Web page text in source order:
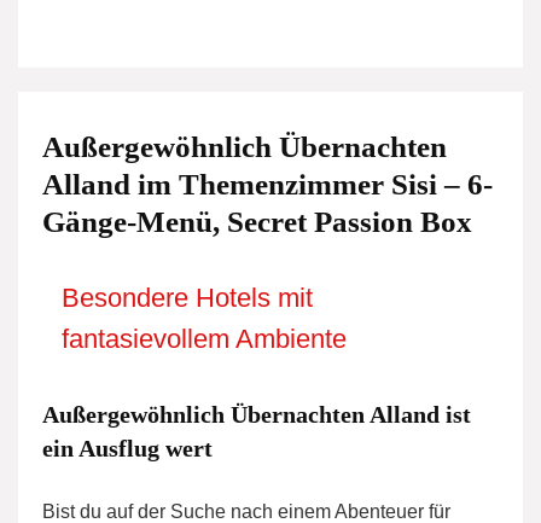
Außergewöhnlich Übernachten
Alland im Themenzimmer Sisi – 6-
Gänge-Menü, Secret Passion Box
Besondere Hotels mit
fantasievollem Ambiente
Außergewöhnlich Übernachten Alland ist
ein Ausflug wert
Bist du auf der Suche nach einem Abenteuer für